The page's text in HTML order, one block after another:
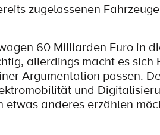
zugelassenen
60 Milliarden Euro in
allerdings macht es sich
Argumentation passen.
und
etwas anderes erzählen